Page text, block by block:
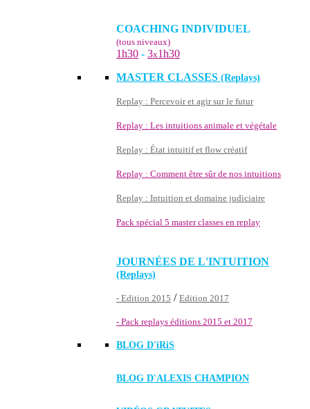
COACHING INDIVIDUEL
(tous niveaux)
1h30 - 3x1h30
MASTER CLASSES (Replays)
Replay : Percevoir et agir sur le futur
Replay : Les intuitions animale et végétale
Replay : État intuitif et flow créatif
Replay : Comment être sûr de nos intuitions
Replay : Intuition et domaine judiciaire
Pack spécial 5 master classes en replay
JOURNÉES DE L'INTUITION
(Replays)
- Edition 2015 / Edition 2017
- Pack replays éditions 2015 et 2017
BLOG D'iRiS
BLOG D'ALEXIS CHAMPION